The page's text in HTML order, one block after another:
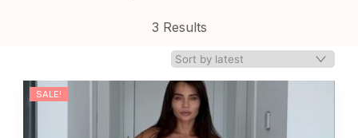
3 Results
SALE!